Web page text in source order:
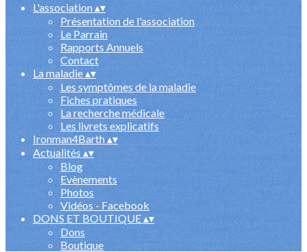
L'association▴▾
Présentation de l'association
Le Parrain
Rapports Annuels
Contact
La maladie▴▾
Les symptômes de la maladie
Fiches pratiques
La recherche médicale
Les livrets explicatifs
Ironman4Barth▴▾
Actualités▴▾
Blog
Evènements
Photos
Vidéos - Facebook
DONS ET BOUTIQUE▴▾
Dons
Boutique